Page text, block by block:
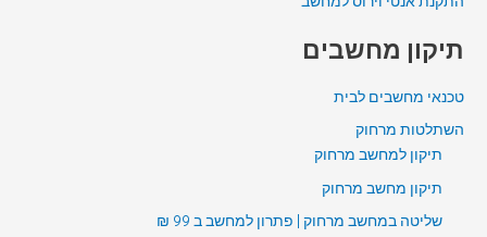
תיקון מחשבים
טכנאי מחשבים לבית
השתלטות מרחוק
תיקון למחשב מרחוק
תיקון מחשב מרחוק
שליטה במחשב מרחוק | פתרון למחשב ב 99 ₪